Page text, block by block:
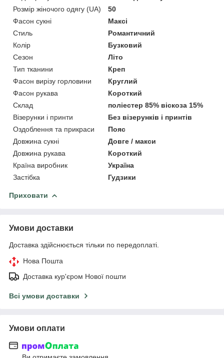
Розмір жіночого одягу (UA)
50
Фасон сукні
Максі
Стиль
Романтичний
Колір
Бузковий
Сезон
Літо
Тип тканини
Креп
Фасон вирізу горловини
Круглий
Фасон рукава
Короткий
Склад
поліестер 85% віскоза 15%
Візерунки і принти
Без візерунків і принтів
Оздоблення та прикраси
Пояс
Довжина сукні
Довге / макси
Довжина рукава
Короткий
Країна виробник
Україна
Застібка
Гудзики
Приховати
Умови доставки
Доставка здійснюється тільки по передоплаті.
Нова Пошта
Доставка кур'єром Нової пошти
Всі умови доставки
Умови оплати